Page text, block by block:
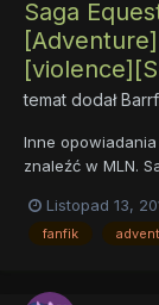
Saga
temat dodał
Inne
znaleźć w MLN.
[Comedy][Slice
Listopad 13,
fanfik